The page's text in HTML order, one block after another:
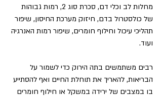
מחלות לב וכלי דם, סכרת סוג 2, רמות גבוהות
של כולסטרול בדם, חיזוק מערכת החיסון, שיפור
תהליכי עיכול וחילוף חומרים, שיפור רמות האנרגיה
ועוד.
רבים משתמשים בתה הירוק כדי לשמור על
הבריאות, להאריך את תוחלת החיים ואף להסתייע
בו במצבים של ירידה במשקל או חילוף חומרים